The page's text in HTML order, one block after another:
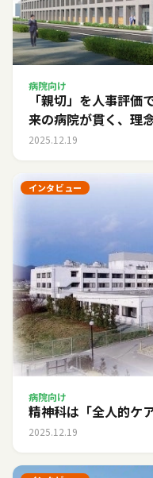
病院向け
「親切」を人事評価
来の病院が貫く、理
2025.12.19
インタビュー
病院向け
精神科は「全人的ケ
2025.12.19